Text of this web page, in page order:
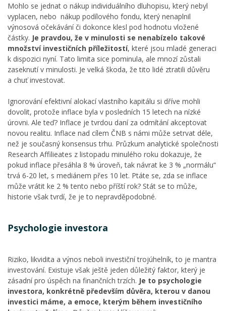
Mohlo se jednat o nákup individuálního dluhopisu, který nebyl
vyplacen, nebo nákup podílového fondu, který nenaplnil
výnosová očekávání či dokonce klesl pod hodnotu vložené
částky. Je pravdou, že v minulosti se nenabízelo takové
množství investičních příležitostí, které jsou mladé generaci
k dispozici nyní. Tato limita sice pominula, ale mnozí zůstali
zaseknutí v minulosti. Je velká škoda, že tito lidé ztratili důvěru
a chuť investovat.
Ignorování efektivní alokací vlastního kapitálu si dříve mohli
dovolit, protože inflace byla v posledních 15 letech na nízké
úrovni. Ale teď? Inflace je tvrdou daní za odmítání akceptovat
novou realitu. Inflace nad cílem ČNB s námi může setrvat déle,
než je současný konsensus trhu. Průzkum analytické společnosti
Research Affilieates z listopadu minulého roku dokazuje, že
pokud inflace přesáhla 8 % úroveň, tak návrat ke 3 % „normálu“
trvá 6-20 let, s mediánem přes 10 let. Ptáte se, zda se inflace
může vrátit ke 2 % tento nebo příští rok? Stát se to může,
historie však tvrdí, že je to nepravděpodobné.
Psychologie investora
Riziko, likvidita a výnos neboli investiční trojúhelník, to je mantra
investování. Existuje však ještě jeden důležitý faktor, který je
zásadní pro úspěch na finančních trzích. Je to psychologie
investora, konkrétně především důvěra, kterou v danou
investici máme, a emoce, kterým během investičního